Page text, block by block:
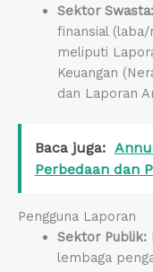
Sektor Swasta:
finansial
meliputi
Keuangan
dan Laporan
Baca juga:
Perbedaan dan
Pengguna Laporan
Sektor Publik:
lembaga